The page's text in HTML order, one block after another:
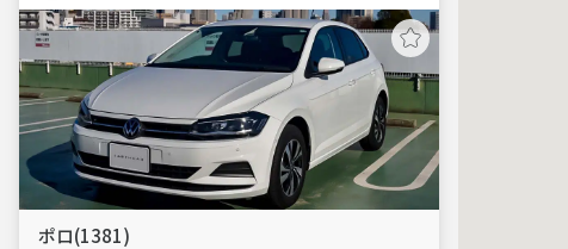
ポロ(1381)